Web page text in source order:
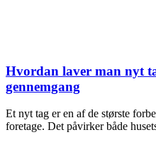
Hvordan laver man nyt
gennemgang
Et nyt tag er en af de største
foretage. Det påvirker både